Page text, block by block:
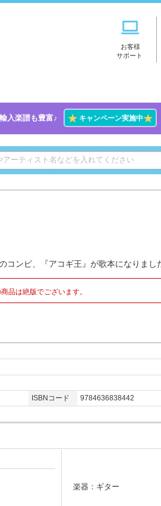
お客様
サポート
入楽譜も豊富♪ ★キャンペーン実施中★
コンピ、『アコギ王』が歌本になりまし
品は絶版でございます。
ISBNコード
9784636838442
楽器：ギター